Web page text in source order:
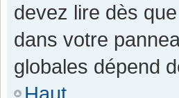
devez lire dès
dans votre
globales dépend